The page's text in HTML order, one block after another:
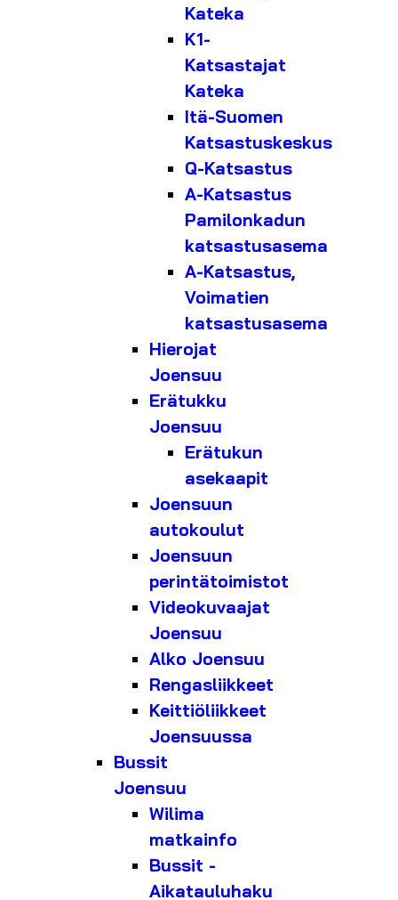
Kateka
K1-
Katsastajat
Kateka
Itä-Suomen
Katsastuskeskus
Q-Katsastus
A-Katsastus
Pamilonkadun
katsastusasema
A-Katsastus,
Voimatien
katsastusasema
Hierojat
Joensuu
Erätukku
Joensuu
Erätukun
asekaapit
Joensuun
autokoulut
Joensuun
perintätoimistot
Videokuvaajat
Joensuu
Alko Joensuu
Rengasliikkeet
Keittiöliikkeet
Joensuussa
Bussit
Joensuu
Wilima
matkainfo
Bussit -
Aikatauluhaku